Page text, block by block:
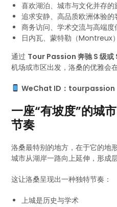
喜欢湖泊、城市与文化并存的
追求安静、高品质欧洲体验的
商务访问、学术交流与高端度
日内瓦、蒙特勒（Montreux
通过 Tour Passion 奔驰 S 级
机场或市区出发，洛桑的优雅会
WeChat ID：tourpassion
一座“有坡度”的城
节奏
洛桑最特别的地方，在于它的地形
城市从湖岸一路向上延伸，形成
这让洛桑呈现出一种独特节奏：
上城是历史与学术